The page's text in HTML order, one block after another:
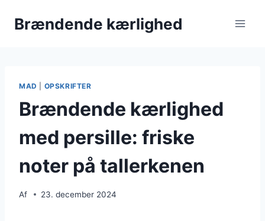
Brændende kærlighed
MAD OPSKRIFTER
Brændende kærlighed
med persille: friske
noter på tallerkenen
Af 23. december 2024